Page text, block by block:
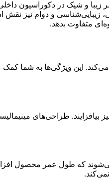
و شیک در دکوراسیون
و دوام نیز نقش
متفاوت بدهد.
این ویژگی‌ها به شما کمک
بیافزایند. طراحی‌های
که طول عمر محصول